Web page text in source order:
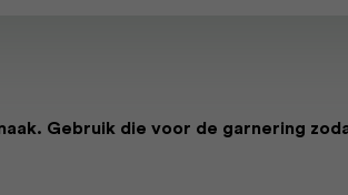
Gebruik die voor de garnering